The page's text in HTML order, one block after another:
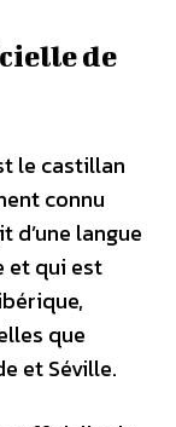
de
le castillan
connu
d’une langue
et qui est
que
et Séville.